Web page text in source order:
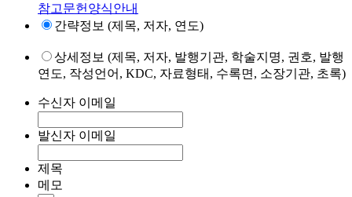
참고문헌양식안내
간략정보 (제목, 저자, 연도)
상세정보 (제목, 저자, 발행기관, 학술지명, 권호, 발행
연도, 작성언어, KDC, 자료형태, 수록면, 소장기관, 초록)
수신자 이메일
발신자 이메일
제목
메모